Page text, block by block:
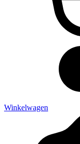
Winkelwagen